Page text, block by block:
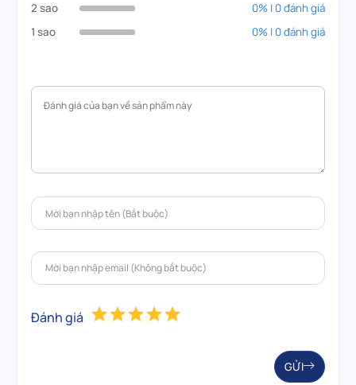
2 sao
0% | 0 đánh giá
1 sao
0% | 0 đánh giá
Đánh giá
GỬI